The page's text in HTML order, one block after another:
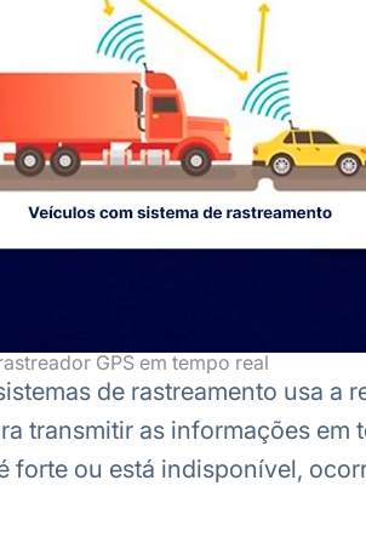
GPS em tempo real
de rastreamento usa a
transmitir as informações em
forte ou está indisponível,